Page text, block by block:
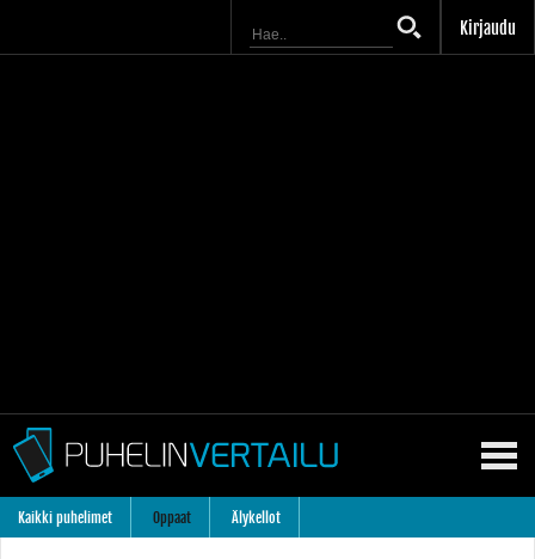
Kirjaudu
Kaikki puhelimet Oppaat Älykellot